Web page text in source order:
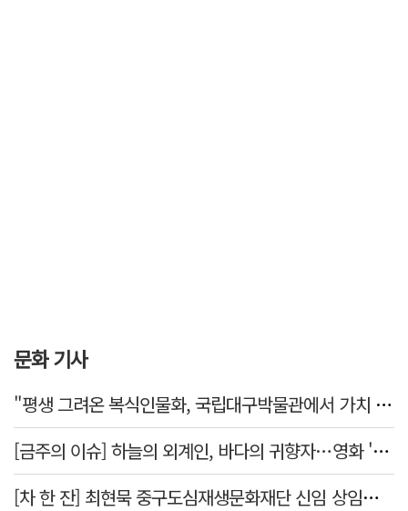
문화 기사
"평생 그려온 복식인물화, 국립대구박물관에서 가치 있게 활용되길"
[금주의 이슈] 하늘의 외계인, 바다의 귀향자…영화 '호프'와 '오디세이'
[차 한 잔] 최현묵 중구도심재생문화재단 신임 상임이사 "서문시장·경상감영 등 지역 자원 활용…문화의 일상화"